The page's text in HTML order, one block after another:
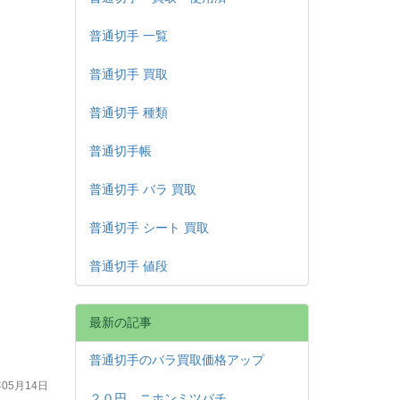
月14日
普通切手 一覧
普通切手 買取
普通切手 種類
普通切手帳
普通切手 バラ 買取
普通切手 シート 買取
普通切手 値段
最新の記事
普通切手のバラ買取価格アップ